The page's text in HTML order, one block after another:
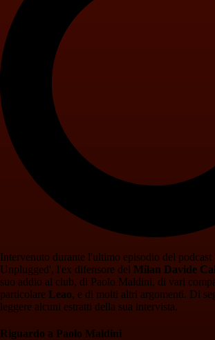
Intervenuto durante l'ultimo episodio del
Unplugged', l'ex difensore del Milan Davide
suo addio al club, di Paolo Maldini, di vari
particolare Leao, e di molti altri argomenti. Di
leggere alcuni estratti della sua intervista.
Riguardo a Paolo Maldini